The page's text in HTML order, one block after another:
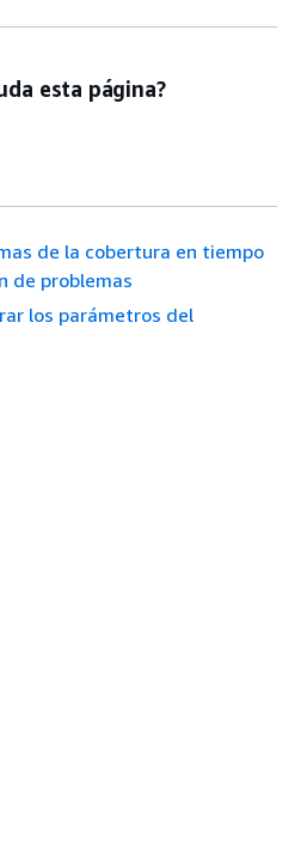
esta página?
de la cobertura en tiempo
de problemas
los parámetros del